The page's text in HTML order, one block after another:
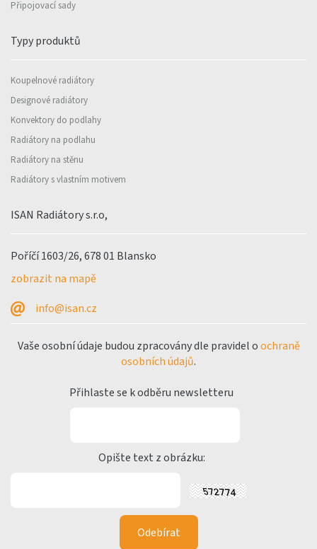
Připojovací sady
Typy produktů
Koupelnové radiátory
Designové radiátory
Konvektory do podlahy
Radiátory na podlahu
Radiátory na stěnu
Radiátory s vlastním motivem
ISAN Radiátory s.r.o,
Poříčí 1603/26, 678 01 Blansko
zobrazit na mapě
info@isan.cz
Vaše osobní údaje budou zpracovány dle pravidel oochraně
osobních údajů.
Přihlaste se k odběru newsletteru
Opište text z obrázku: